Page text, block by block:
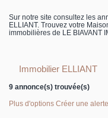
Contact
Sur notre site consultez les
ELLIANT. Trouvez votre
immobilières de LE BIAVANT
Immobilier ELLIANT
9 annonce(s) trouvée(s)
Plus d'options Créer une alerte